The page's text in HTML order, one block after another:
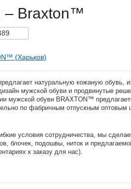
– Braxton™
(Харьков)
натуральную кожаную обувь,
мужской обуви и продвинутые
мужской обуви BRAXTON™
по фабричным отпускным оптовым
условия сотрудничества, мы
блочек, подошвы, ниток и
к заказу для нас).